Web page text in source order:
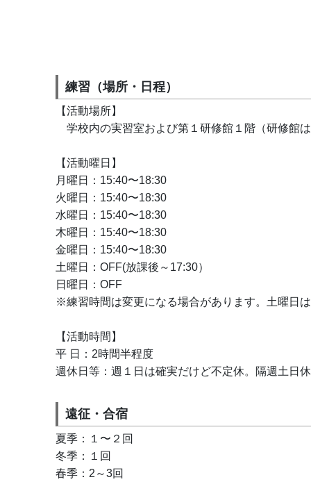
練習（場所・日程）
【活動場所】
学校内の実習室および第１研修館１階（研修館
【活動曜日】
月曜日：15:40〜18:30
火曜日：15:40〜18:30
水曜日：15:40〜18:30
木曜日：15:40〜18:30
金曜日：15:40〜18:30
土曜日：OFF(放課後～17:30）
日曜日：OFF
※練習時間は変更になる場合があります。土曜日
【活動時間】
平 日：2時間半程度
週休日等：週１日は確実だけど不定休。隔週土日
遠征・合宿
夏季：１〜２回
冬季：１回
春季：2～3回